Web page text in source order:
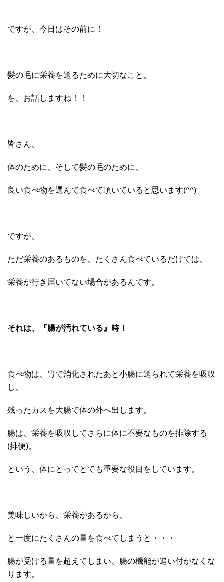
ですが、今日はその前に！
髪の毛に栄養を送るために大切なこと。
を、お話しますね！！
皆さん、
体のために、そして髪の毛のために、
良い食べ物を選んで食べて頂いていると思います(^^)
ですが、
ただ栄養のあるものを、たくさん食べているだけでは、
栄養が行き届いてない場合があるんです。
それは、『腸が汚れている』時！
食べ物は、胃で消化されたあと小腸に送られて栄養を吸収
し、
残ったカスを大腸で体の外へ出します。
腸は、栄養を吸収してさらに体に不要なものを排除する
(排便)。
という、体にとってとても重要な役目をしています。
美味しいから、栄養があるから、
と一度にたくさんの量を食べてしまうと・・・
腸が受ける量を超えてしまい、腸の機能が追い付かなくな
ります。